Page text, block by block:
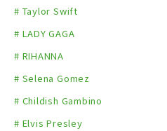
# Taylor Swift
# LADY GAGA
# RIHANNA
# Selena Gomez
# Childish Gambino
# Elvis Presley